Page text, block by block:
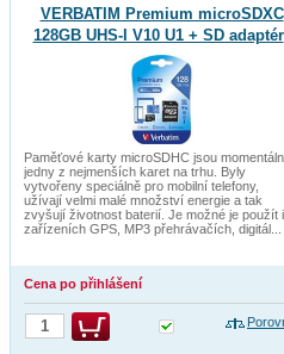
VERBATIM Premium microSDXC
128GB UHS-I V10 U1 + SD adaptér
Paměťové karty microSDHC jsou
jedny z nejmenších karet na trhu. Byly
vytvořeny speciálně pro mobilní telefony,
užívají velmi malé množství energie a tak
zvyšují životnost baterií. Je možné je použít
zařízeních GPS, MP3 přehrávačích, digitál...
Cena po přihlášení